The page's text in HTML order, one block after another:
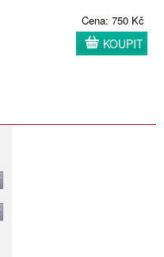
Cena: 750 Kč
KOUPIT